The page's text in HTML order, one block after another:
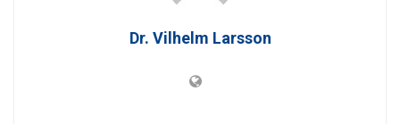
Dr. Vilhelm Larsson